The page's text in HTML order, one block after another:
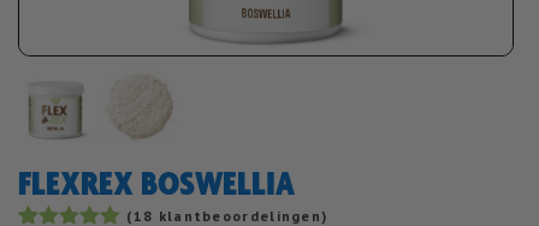
FLEXREX BOSWELLIA
( 18 klantbeoordelingen)